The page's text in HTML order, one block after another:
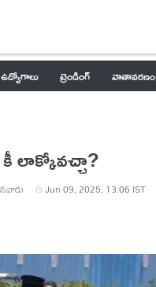
ఉద్యోగాలు ట్రెండింగ్ వాతావరణం
లాక్కోవచ్చా?
Jun 09, 2025, 13:06 IST